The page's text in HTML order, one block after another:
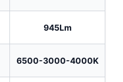
945Lm
6500-3000-4000K